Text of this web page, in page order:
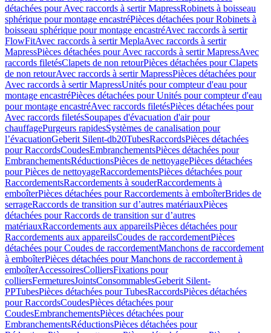
détachées pour Avec raccords à sertir MapressRobinets à boisseau
sphérique pour montage encastréPièces détachées pour Robinets à
boisseau sphérique pour montage encastréAvec raccords à sertir
FlowFitAvec raccords à sertir MeplaAvec raccords à sertir
MapressPièces détachées pour Avec raccords à sertir MapressAvec
raccords filetésClapets de non retourPièces détachées pour Clapets
de non retourAvec raccords à sertir MapressPièces détachées pour
Avec raccords à sertir MapressUnités pour compteur d'eau pour
montage encastréPièces détachées pour Unités pour compteur d'eau
pour montage encastréAvec raccords filetésPièces détachées pour
Avec raccords filetésSoupapes d'évacuation d'air pour
chauffagePurgeurs rapidesSystèmes de canalisation pour
l’évacuationGeberit Silent-db20TubesRaccordsPièces détachées
pour RaccordsCoudesEmbranchementsPièces détachées pour
EmbranchementsRéductionsPièces de nettoyagePièces détachées
pour Pièces de nettoyageRaccordementsPièces détachées pour
RaccordementsRaccordements à souderRaccordements à
emboîterPièces détachées pour Raccordements à emboîterBrides de
serrageRaccords de transition sur d’autres matériauxPièces
détachées pour Raccords de transition sur d’autres
matériauxRaccordements aux appareilsPièces détachées pour
Raccordements aux appareilsCoudes de raccordementPièces
détachées pour Coudes de raccordementManchons de raccordement
à emboîterPièces détachées pour Manchons de raccordement à
emboîterAccessoiresColliersFixations pour
colliersFermeturesJointsConsommablesGeberit Silent-
PPTubesPièces détachées pour TubesRaccordsPièces détachées
pour RaccordsCoudesPièces détachées pour
CoudesEmbranchementsPièces détachées pour
EmbranchementsRéductionsPièces détachées pour